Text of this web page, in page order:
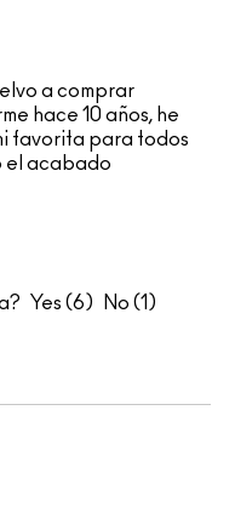
a comprar
hace 10 años, he
favorita para todos
el acabado
6 1